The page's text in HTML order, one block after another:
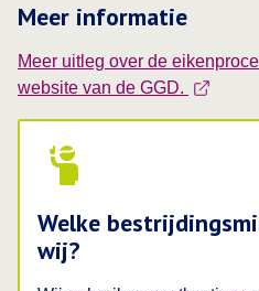
Meer informatie
Meer uitleg over de
website van de GGD. Deze
Welke
wij?